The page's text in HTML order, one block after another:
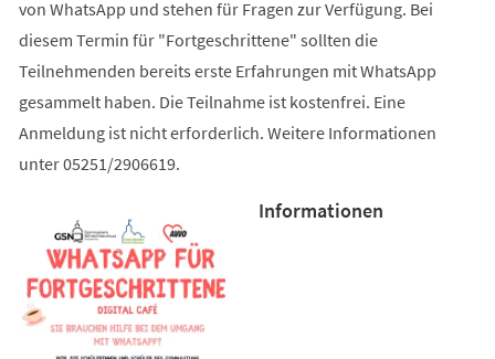
von WhatsApp und stehen für Fragen zur Verfügung. Bei
diesem Termin für "Fortgeschrittene" sollten die
Teilnehmenden bereits erste Erfahrungen mit WhatsApp
gesammelt haben. Die Teilnahme ist kostenfrei. Eine
Anmeldung ist nicht erforderlich. Weitere Informationen
unter 05251/2906619.
Informationen